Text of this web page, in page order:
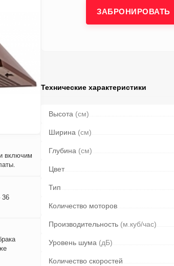
включим
36
ЗАБРОНИРОВАТЬ
Технические характеристики
Высота (см)
Ширина (см)
Глубина (см)
Цвет
Тип
Количество моторов
Производительность (м.куб/час)
Уровень шума (дБ)
Количество скоростей